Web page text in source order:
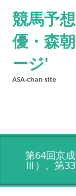
競馬予
優・森
ージ'
ASA-chan site
第64回京
Ⅲ）、第